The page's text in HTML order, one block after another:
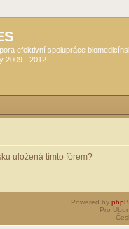
efektivní spolupráce
2009 - 2012
uložená tímto fórem?
Powered by
Pro